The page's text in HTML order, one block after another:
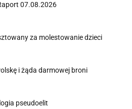
07.08.2026
za molestowanie dzieci
i żąda darmowej broni
pseudoelit